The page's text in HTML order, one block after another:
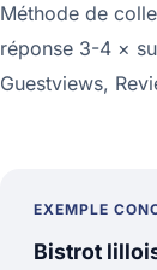
Méthode de
réponse 3-4 ×
Guestviews,
EXEMPLE
Bistrot